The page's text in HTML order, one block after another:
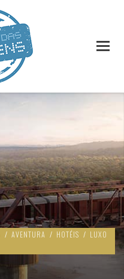
/ AVENTURA / HOTÉIS / LUXO